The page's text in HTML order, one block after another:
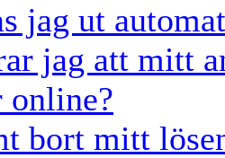
jag ut
jag att mitt
online?
bort mitt